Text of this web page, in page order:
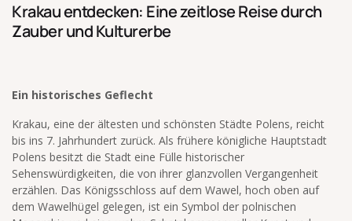
Krakau entdecken: Eine zeitlose Reise durch
Zauber und Kulturerbe
Ein historisches Geflecht
Krakau, eine der ältesten und schönsten Städte Polens, reicht
bis ins 7. Jahrhundert zurück. Als frühere königliche Hauptstadt
Polens besitzt die Stadt eine Fülle historischer
Sehenswürdigkeiten, die von ihrer glanzvollen Vergangenheit
erzählen. Das Königsschloss auf dem Wawel, hoch oben auf
dem Wawelhügel gelegen, ist ein Symbol der polnischen